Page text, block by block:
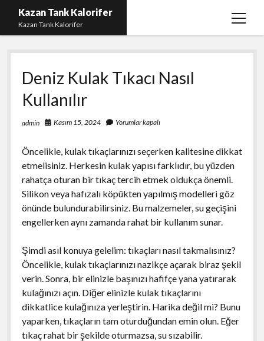
Kazan Tank Kalorifer
Kazan Tank Kalorifer
menüyü
Igtv Beğeni Çoğaltma
Liste
Sayfa Listesi
Spotify Dinlenme Yükseltme Hilesi
Twitter Gizli Hesap Yorumları
Deniz Kulak Tıkacı Nasıl
Kullanılır
admin Kasım 15, 2024 Yorumlar kapalı
Öncelikle, kulak tıkaçlarınızı seçerken kalitesine dikkat
etmelisiniz. Herkesin kulak yapısı farklıdır, bu yüzden
rahatça oturan bir tıkaç tercih etmek oldukça önemli.
Silikon veya hafızalı köpükten yapılmış modelleri göz
önünde bulundurabilirsiniz. Bu malzemeler, su geçişini
engellerken aynı zamanda rahat bir kullanım sunar.
Şimdi asıl konuya gelelim: tıkaçları nasıl takmalısınız?
Öncelikle, kulak tıkaçlarınızı nazikçe açarak biraz şekil
verin. Sonra, bir elinizle başınızı hafifçe yana yatırarak
kulağınızı açın. Diğer elinizle kulak tıkaçlarını
dikkatlice kulağınıza yerleştirin. Harika değil mi? Bunu
yaparken, tıkaçların tam oturduğundan emin olun. Eğer
tıkaç rahat bir şekilde oturmazsa, su sızabilir.